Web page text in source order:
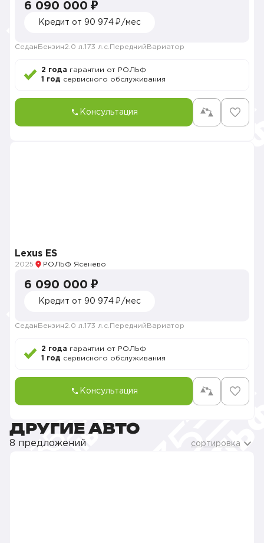
6 090 000 ₽
Кредит от 90 974 ₽/мес
Седан Бензин2.0 л. 173 л.с. Передний Вариатор
2 года гарантии от РОЛЬФ
1 год сервисного обслуживания
Консультация
Lexus ES
2025 РОЛЬФ Ясенево
6 090 000 ₽
Кредит от 90 974 ₽/мес
Седан Бензин2.0 л. 173 л.с. Передний Вариатор
2 года гарантии от РОЛЬФ
1 год сервисного обслуживания
Консультация
ДРУГИЕ АВТО
8 предложений сортировка